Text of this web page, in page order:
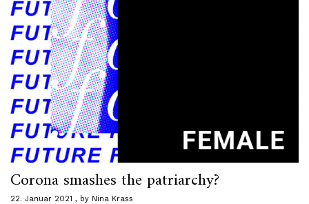
Corona smashes the patriarchy?
22. Januar 2021 by Nina Krass